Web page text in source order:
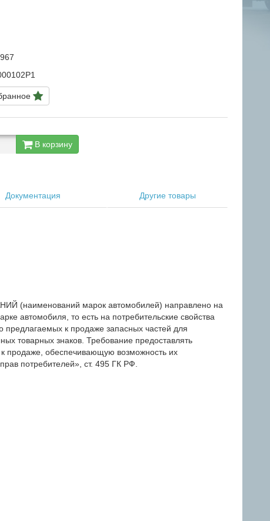
В корзину
Документация Другие товары
марок автомобилей) направлено на
автомобиля, то есть на потребительские свойства
предлагаемых к продаже запасных частей для
товарных знаков. Требование предоставлять
продаже, обеспечивающую возможность их
потребителей», ст. 495 ГК РФ.